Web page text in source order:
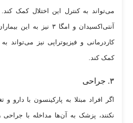
می‌تواند به کنترل این اختلال کمک
آنتی‌اکسیدان و امگا ۳
کاردرمانی و فیزیوتراپی نیز می‌تواند
کمک کند.
۳. جراحی
اگر افراد مبتلا به پارکینسون با دارو و
نکنند، پزشک به آن‌ها مداخله با